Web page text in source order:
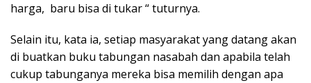
harga, baru bisa di tukar “ tuturnya.
Selain itu, kata ia, setiap masyarakat yang datang akan
di buatkan buku tabungan nasabah dan apabila telah
cukup tabunganya mereka bisa memilih dengan apa